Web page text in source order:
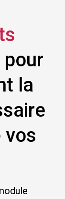
la
vos